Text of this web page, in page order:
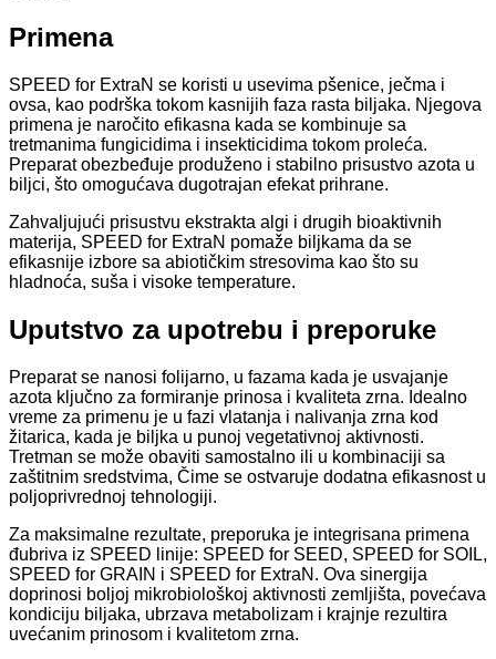
Primena
SPEED for ExtraN se koristi u usevima pšenice, ječma i
ovsa, kao podrška tokom kasnijih faza rasta biljaka. Njegova
primena je naročito efikasna kada se kombinuje sa
tretmanima fungicidima i insekticidima tokom proleća.
Preparat obezbeđuje produženo i stabilno prisustvo azota u
biljci, što omogućava dugotrajan efekat prihrane.
Zahvaljujući prisustvu ekstrakta algi i drugih bioaktivnih
materija, SPEED for ExtraN pomaže biljkama da se
efikasnije izbore sa abiotičkim stresovima kao što su
hladnoća, suša i visoke temperature.
Uputstvo za upotrebu i preporuke
Preparat se nanosi folijarno, u fazama kada je usvajanje
azota ključno za formiranje prinosa i kvaliteta zrna. Idealno
vreme za primenu je u fazi vlatanja i nalivanja zrna kod
žitarica, kada je biljka u punoj vegetativnoj aktivnosti.
Tretman se može obaviti samostalno ili u kombinaciji sa
zaštitnim sredstvima, Čime se ostvaruje dodatna efikasnost u
poljoprivrednoj tehnologiji.
Za maksimalne rezultate, preporuka je integrisana primena
đubriva iz SPEED linije: SPEED for SEED, SPEED for SOIL,
SPEED for GRAIN i SPEED for ExtraN. Ova sinergija
doprinosi boljoj mikrobiološkoj aktivnosti zemljišta, povećava
kondiciju biljaka, ubrzava metabolizam i krajnje rezultira
uvećanim prinosom i kvalitetom zrna.